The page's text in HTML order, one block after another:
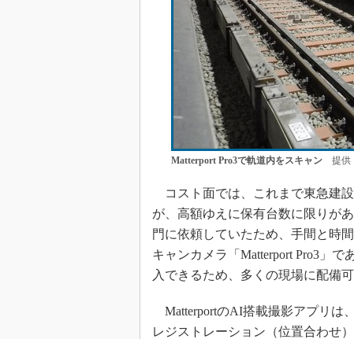
Matterport Pro3で軌道内をスキャン提供
コスト面では、これまで東急建
が、高額ゆえに保有台数に限りが
門に依頼していたため、手間と時
キャンカメラ「Matterport Pro3」
入できるため、多くの現場に配備
MatterportのAI搭載撮影アプリは
レジストレーション（位置合わせ